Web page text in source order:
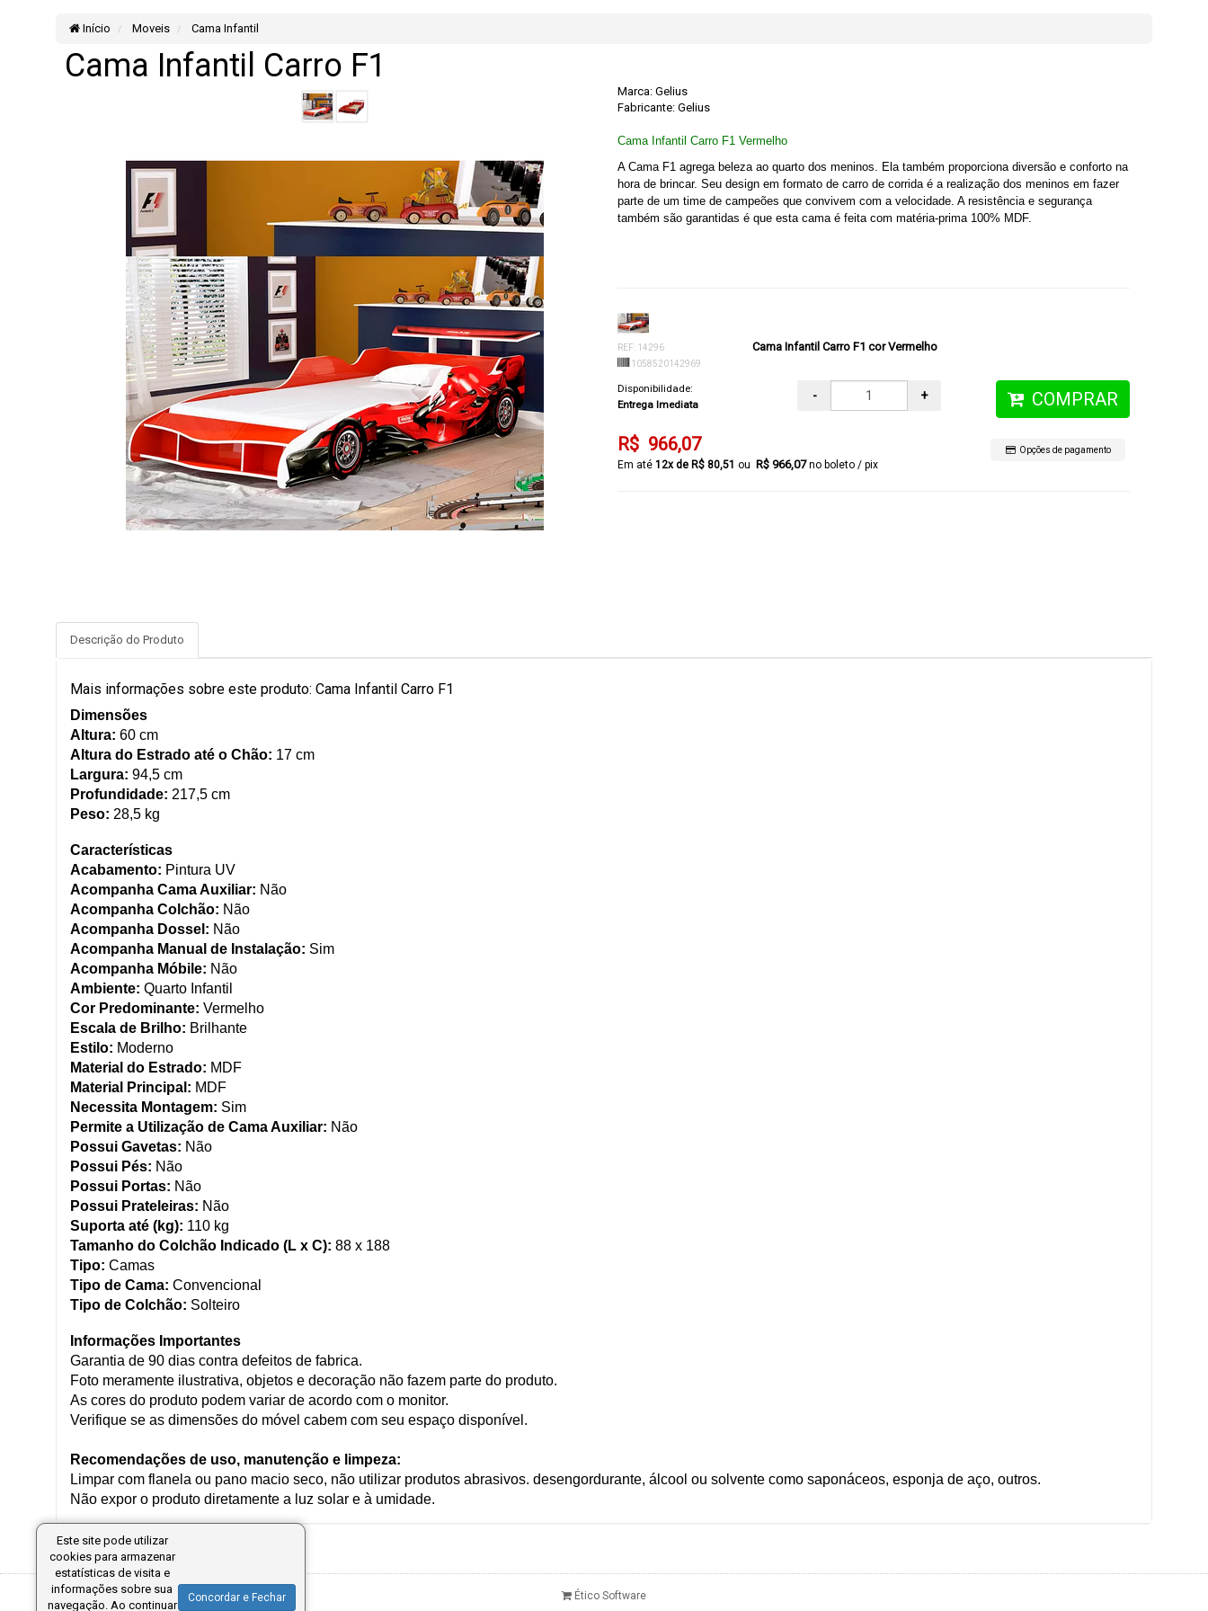
Início Moveis Cama Infantil
Cama Infantil Carro F1
Marca: Gelius
Fabricante: Gelius
Cama Infantil Carro F1 Vermelho
A Cama F1 agrega beleza ao quarto dos meninos. Ela também proporciona diversão e conforto na
hora de brincar. Seu design em formato de carro de corrida é a realização dos meninos em fazer
parte de um time de campeões que convivem com a velocidade. A resistência e segurança
também são garantidas é que esta cama é feita com matéria-prima 100% MDF.
REF: 14296
1058520142969
Cama Infantil Carro F1 cor Vermelho
Disponibilidade:
Entrega Imediata
- + COMPRAR
R$ 966,07
12x de R$ 80,51 R$ 966,07no boleto / pix
Opções de pagamento
Descrição do Produto
Mais informações sobre este produto: Cama Infantil Carro F1
Dimensões
Altura: 60 cm
Altura do Estrado até o Chão: 17 cm
Largura: 94,5 cm
Profundidade: 217,5 cm
Peso: 28,5 kg
Características
Acabamento: Pintura UV
Acompanha Cama Auxiliar: Não
Acompanha Colchão: Não
Acompanha Dossel: Não
Acompanha Manual de Instalação: Sim
Acompanha Móbile: Não
Ambiente: Quarto Infantil
Cor Predominante: Vermelho
Escala de Brilho: Brilhante
Estilo: Moderno
Material do Estrado: MDF
Material Principal: MDF
Necessita Montagem: Sim
Permite a Utilização de Cama Auxiliar: Não
Possui Gavetas: Não
Possui Pés: Não
Possui Portas: Não
Possui Prateleiras: Não
Suporta até (kg): 110 kg
Tamanho do Colchão Indicado (L x C): 88 x 188
Tipo: Camas
Tipo de Cama: Convencional
Tipo de Colchão: Solteiro
Informações Importantes
Garantia de 90 dias contra defeitos de fabrica.
Foto meramente ilustrativa, objetos e decoração não fazem parte do produto.
As cores do produto podem variar de acordo com o monitor.
Verifique se as dimensões do móvel cabem com seu espaço disponível.
Recomendações de uso, manutenção e limpeza:
Limpar com flanela ou pano macio seco, não utilizar produtos abrasivos. desengordurante, álcool ou solvente como saponáceos, esponja de aço, outros.
Não expor o produto diretamente a luz solar e à umidade.
Ético Software
Este site pode utilizar
cookies para armazenar
estatísticas de visita e
informações sobre sua
navegação. Ao continuar
Concordar e Fechar